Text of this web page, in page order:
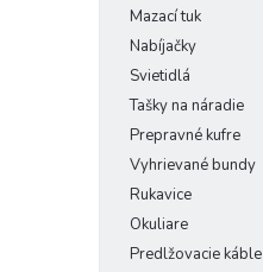
Mazací tuk
Nabíjačky
Svietidlá
Tašky na náradie
Prepravné kufre
Vyhrievané bundy
Rukavice
Okuliare
Predlžovacie káble